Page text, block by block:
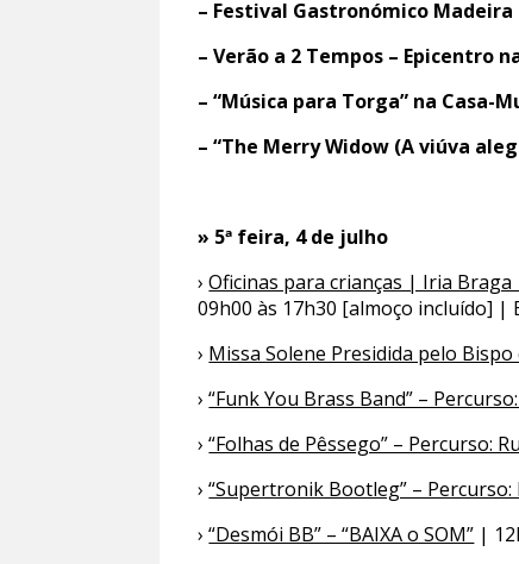
– Festival Gastronómico
– Verão a 2 Tempos – Epicentro
– “Música para Torga” na Casa-
– “The Merry Widow (A viúva
» 5ª feira, 4 de julho
›Oficinas para crianças | Iria
09h00 às 17h30 [almoço incluído] |
› Missa Solene Presidida pelo Bispo
›“Funk You Brass Band” –
›“Folhas de Pêssego” – Percurso:
›“Supertronik Bootleg” – Percurso:
›“Desmói BB” – “BAIXA o SOM” |